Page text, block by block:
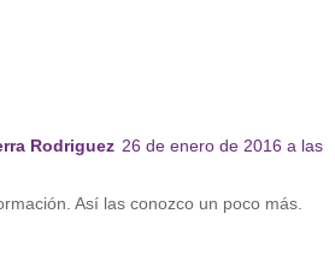
Rodriguez 26 de enero de 2016 a las
Así las conozco un poco más.